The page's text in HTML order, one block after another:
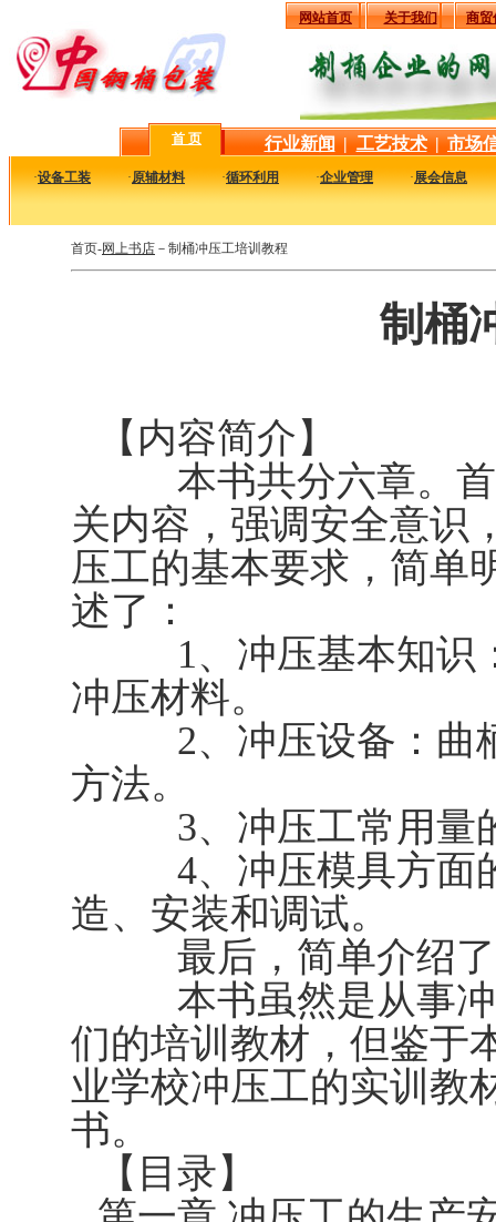
网站首页 关于我们 商贸
首 页 行业新闻 | 工艺技术 | 市场
·设备工装 ·原辅材料 ·循环利用 ·企业管理 ·展会信息
首页-网上书店 －制桶冲压工培训教程
制桶
【内容简介】
本书共分六章。首
关内容，强调安全意识
压工的基本要求，简单
述了：
1、冲压基本知识
冲压材料。
2、冲压设备：曲
方法。
3、冲压工常用量
4、冲压模具方面
造、安装和调试。
最后，简单介绍了
本书虽然是从事冲
们的培训教材，但鉴于
业学校冲压工的实训教
书。
【目录】